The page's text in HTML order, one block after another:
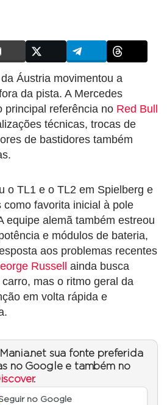
Áustria movimentou a
da pista. A Mercedes
principal referência no Red Bull
técnicas, trocas de
de bastidores também
o TL1 e o TL2 em Spielberg e
favorita inicial à pole
equipe alemã também estreou
e módulos de bateria,
aos problemas recentes
Russell ainda busca
mas o ritmo geral da
em volta rápida e
sua fonte preferida
no Google e também no
.
no Google